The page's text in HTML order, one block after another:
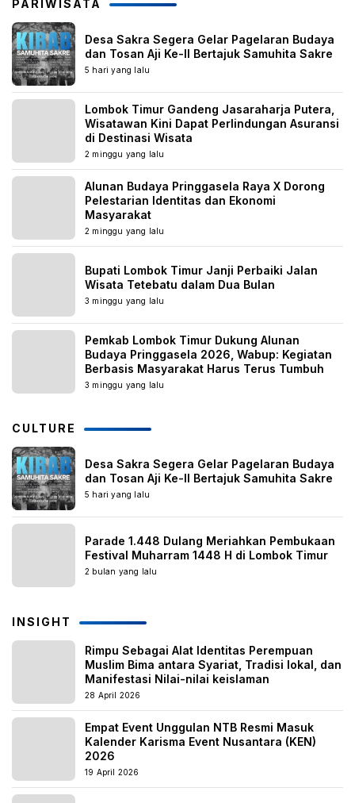
PARIWISATA
Desa Sakra Segera Gelar Pagelaran Budaya
dan Tosan Aji Ke-II Bertajuk Samuhita Sakre
5 hari yang lalu
Lombok Timur Gandeng Jasaraharja Putera,
Wisatawan Kini Dapat Perlindungan Asuransi
di Destinasi Wisata
2 minggu yang lalu
Alunan Budaya Pringgasela Raya X Dorong
Pelestarian Identitas dan Ekonomi
Masyarakat
2 minggu yang lalu
Bupati Lombok Timur Janji Perbaiki Jalan
Wisata Tetebatu dalam Dua Bulan
3 minggu yang lalu
Pemkab Lombok Timur Dukung Alunan
Budaya Pringgasela 2026, Wabup: Kegiatan
Berbasis Masyarakat Harus Terus Tumbuh
3 minggu yang lalu
CULTURE
Desa Sakra Segera Gelar Pagelaran Budaya
dan Tosan Aji Ke-II Bertajuk Samuhita Sakre
5 hari yang lalu
Parade 1.448 Dulang Meriahkan Pembukaan
Festival Muharram 1448 H di Lombok Timur
2 bulan yang lalu
INSIGHT
Rimpu Sebagai Alat Identitas Perempuan
Muslim Bima antara Syariat, Tradisi lokal, dan
Manifestasi Nilai-nilai keislaman
28 April 2026
Empat Event Unggulan NTB Resmi Masuk
Kalender Karisma Event Nusantara (KEN)
2026
19 April 2026